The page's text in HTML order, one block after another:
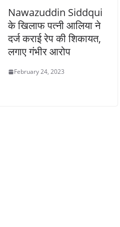
Nawazuddin Siddqui
के खिलाफ पत्नी आलिया ने
दर्ज कराई रेप की शिकायत,
लगाए गंभीर आरोप
February 24, 2023